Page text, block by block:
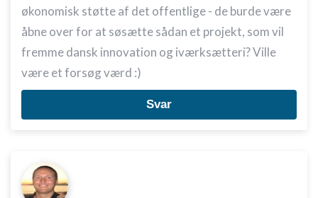
økonomisk støtte af det offentlige - de burde være
åbne over for at søsætte sådan et projekt, som vil
fremme dansk innovation og iværksætteri? Ville
være et forsøg værd :)
Svar